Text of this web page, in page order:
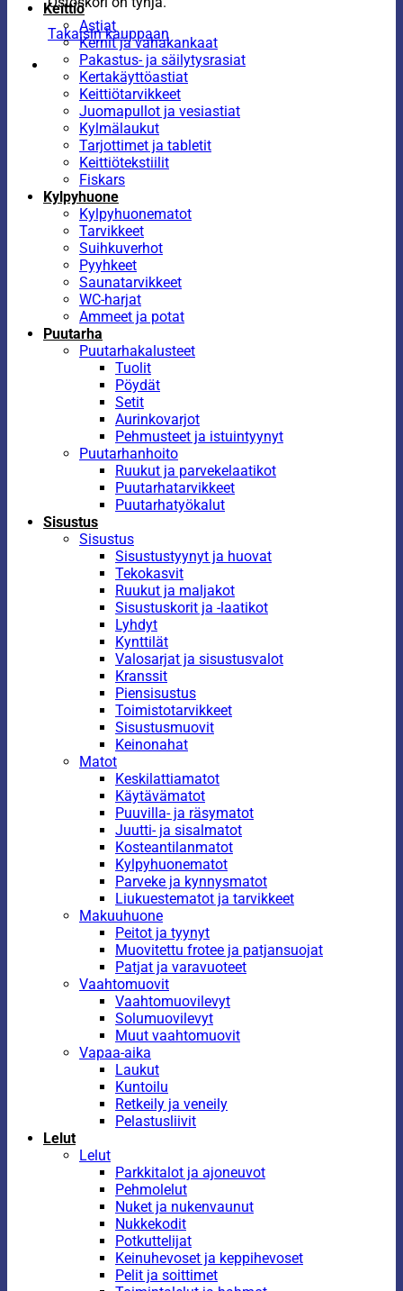
Takaisin kauppaan
Keittiö
Astiat
Kernit ja vahakankaat
Pakastus- ja säilytysrasiat
Kertakäyttöastiat
Keittiötarvikkeet
Juomapullot ja vesiastiat
Kylmälaukut
Tarjottimet ja tabletit
Keittiötekstiilit
Fiskars
Kylpyhuone
Kylpyhuonematot
Tarvikkeet
Suihkuverhot
Pyyhkeet
Saunatarvikkeet
WC-harjat
Ammeet ja potat
Puutarha
Puutarhakalusteet
Tuolit
Pöydät
Setit
Aurinkovarjot
Pehmusteet ja istuintyynyt
Puutarhanhoito
Ruukut ja parvekelaatikot
Puutarhatarvikkeet
Puutarhatyökalut
Sisustus
Sisustus
Sisustustyynyt ja huovat
Tekokasvit
Ruukut ja maljakot
Sisustuskorit ja -laatikot
Lyhdyt
Kynttilät
Valosarjat ja sisustusvalot
Kranssit
Piensisustus
Toimistotarvikkeet
Sisustusmuovit
Keinonahat
Matot
Keskilattiamatot
Käytävämatot
Puuvilla- ja räsymatot
Juutti- ja sisalmatot
Kosteantilanmatot
Kylpyhuonematot
Parveke ja kynnysmatot
Liukuestematot ja tarvikkeet
Makuuhuone
Peitot ja tyynyt
Muovitettu frotee ja patjansuojat
Patjat ja varavuoteet
Vaahtomuovit
Vaahtomuovilevyt
Solumuovilevyt
Muut vaahtomuovit
Vapaa-aika
Laukut
Kuntoilu
Retkeily ja veneily
Pelastusliivit
Lelut
Lelut
Parkkitalot ja ajoneuvot
Pehmolelut
Nuket ja nukenvaunut
Nukkekodit
Potkuttelijat
Keinuhevoset ja keppihevoset
Pelit ja soittimet